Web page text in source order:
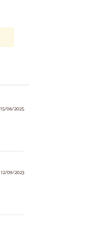
15/06/2025
12/09/2023